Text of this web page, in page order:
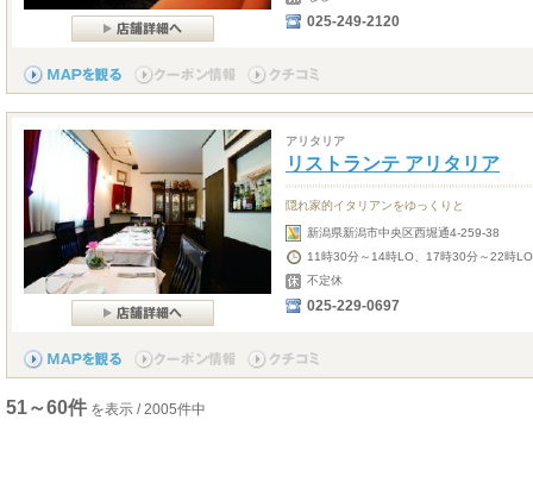
025-249-2120
アリタリア
リストランテ アリタリア
隠れ家的イタリアンをゆっくりと
新潟県新潟市中央区西堀通4-259-38
11時30分～14時LO、17時30分～22時LO
不定休
025-229-0697
51～60件 を表示 / 2005件中